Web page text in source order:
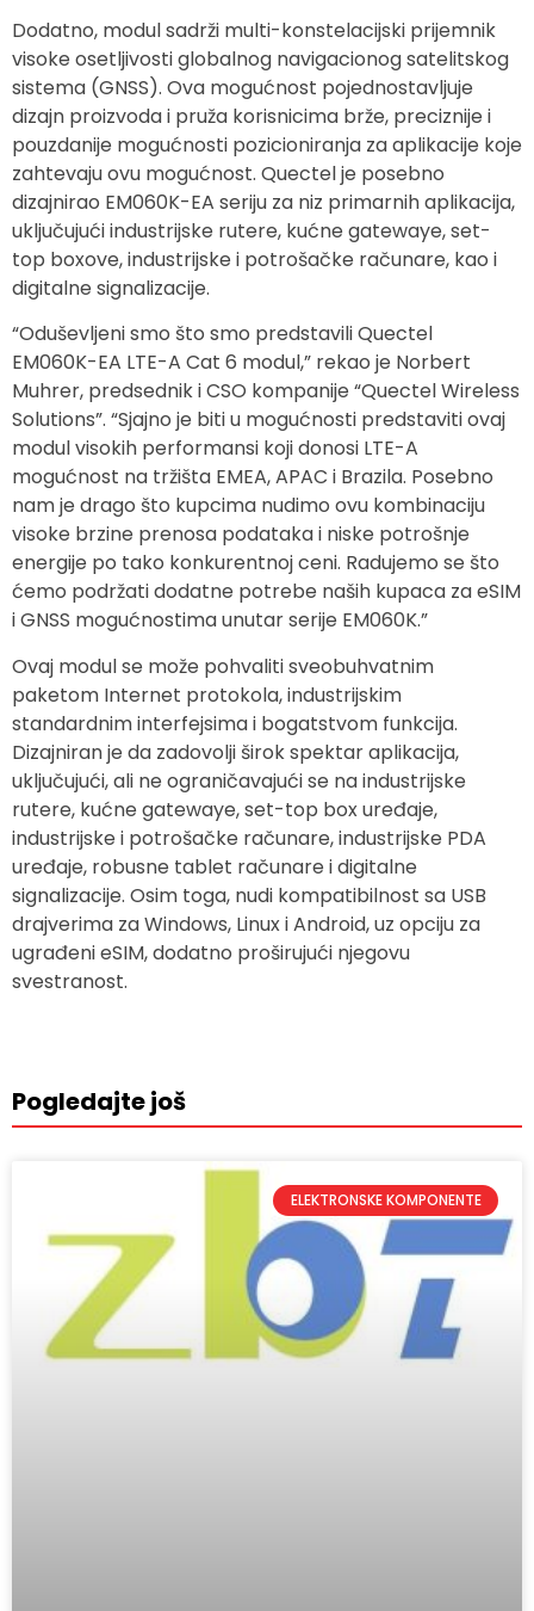
Dodatno, modul sadrži multi-konstelacijski prijemnik
visoke osetljivosti globalnog navigacionog satelitskog
sistema (GNSS). Ova mogućnost pojednostavljuje
dizajn proizvoda i pruža korisnicima brže, preciznije i
pouzdanije mogućnosti pozicioniranja za aplikacije koje
zahtevaju ovu mogućnost. Quectel je posebno
dizajnirao EM060K-EA seriju za niz primarnih aplikacija,
uključujući industrijske rutere, kućne gatewaye, set-
top boxove, industrijske i potrošačke računare, kao i
digitalne signalizacije.
“Oduševljeni smo što smo predstavili Quectel
EM060K-EA LTE-A Cat 6 modul,” rekao je Norbert
Muhrer, predsednik i CSO kompanije “Quectel Wireless
Solutions”. “Sjajno je biti u mogućnosti predstaviti ovaj
modul visokih performansi koji donosi LTE-A
mogućnost na tržišta EMEA, APAC i Brazila. Posebno
nam je drago što kupcima nudimo ovu kombinaciju
visoke brzine prenosa podataka i niske potrošnje
energije po tako konkurentnoj ceni. Radujemo se što
ćemo podržati dodatne potrebe naših kupaca za eSIM
i GNSS mogućnostima unutar serije EM060K.”
Ovaj modul se može pohvaliti sveobuhvatnim
paketom Internet protokola, industrijskim
standardnim interfejsima i bogatstvom funkcija.
Dizajniran je da zadovolji širok spektar aplikacija,
uključujući, ali ne ograničavajući se na industrijske
rutere, kućne gatewaye, set-top box uređaje,
industrijske i potrošačke računare, industrijske PDA
uređaje, robusne tablet računare i digitalne
signalizacije. Osim toga, nudi kompatibilnost sa USB
drajverima za Windows, Linux i Android, uz opciju za
ugrađeni eSIM, dodatno proširujući njegovu
svestranost.
Pogledajte još
ELEKTRONSKE KOMPONENTE